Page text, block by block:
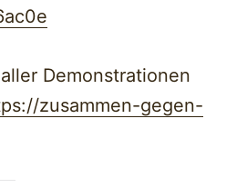
Demonstrationen
zusammen-gegen-